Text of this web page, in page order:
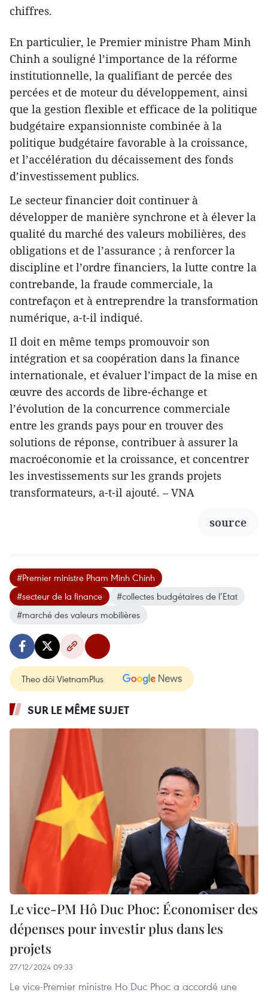
chiffres.
En particulier, le Premier ministre Pham Minh
Chinh a souligné l’importance de la réforme
institutionnelle, la qualifiant de percée des
percées et de moteur du développement, ainsi
que la gestion flexible et efficace de la politique
budgétaire expansionniste combinée à la
politique budgétaire favorable à la croissance,
et l’accélération du décaissement des fonds
d’investissement publics.
Le secteur financier doit continuer à
développer de manière synchrone et à élever la
qualité du marché des valeurs mobilières, des
obligations et de l’assurance ; à renforcer la
discipline et l’ordre financiers, la lutte contre la
contrebande, la fraude commerciale, la
contrefaçon et à entreprendre la transformation
numérique, a-t-il indiqué.
Il doit en même temps promouvoir son
intégration et sa coopération dans la finance
internationale, et évaluer l’impact de la mise en
œuvre des accords de libre-échange et
l’évolution de la concurrence commerciale
entre les grands pays pour en trouver des
solutions de réponse, contribuer à assurer la
macroéconomie et la croissance, et concentrer
les investissements sur les grands projets
transformateurs, a-t-il ajouté. – VNA
source
#Premier ministre Pham Minh Chinh
#secteur de la finance
#collectes budgétaires de l’Etat
#marché des valeurs mobilières
Theo dõi VietnamPlus
SUR LE MÊME SUJET
Le vice-PM Hô Duc Phoc: Économiser des
dépenses pour investir plus dans les
projets
27/12/2024 09:33
Le vice-Premier ministre Ho Duc Phoc a accordé une